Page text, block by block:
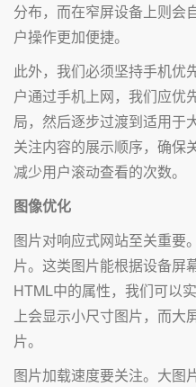
分布，而在窄屏设备上则会
户操作更加便捷。
此外，我们必须坚持手机优
户通过手机上网，我们应优
局，然后逐步过渡到适用于
关注内容的展示顺序，确保
减少用户滚动查看的次数。
图像优化
图片对响应式网站至关重要
片。这类图片能根据设备屏
HTML中的属性，我们可以
上会显示小尺寸图片，而大
片。
图片加载速度要关注。大图